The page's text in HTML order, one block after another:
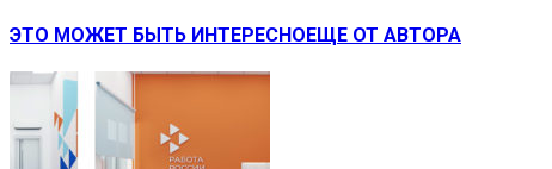
ЭТО МОЖЕТ БЫТЬ ИНТЕРЕСНОЕЩЕ ОТ АВТОРА